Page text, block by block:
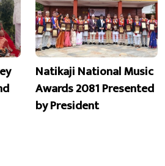
Natikaji National Music
Awards 2081 Presented
by President